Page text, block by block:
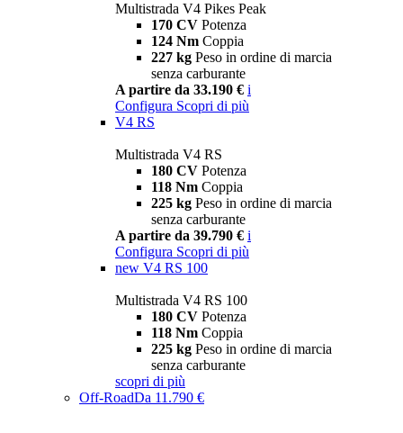
Multistrada V4 Pikes Peak
170 CV Potenza
124 Nm Coppia
227 kg Peso in ordine di marcia
senza carburante
A partire da 33.190 € i
Configura Scopri di più
V4 RS
Multistrada V4 RS
180 CV Potenza
118 Nm Coppia
225 kg Peso in ordine di marcia
senza carburante
A partire da 39.790 € i
Configura Scopri di più
new V4 RS 100
Multistrada V4 RS 100
180 CV Potenza
118 Nm Coppia
225 kg Peso in ordine di marcia
senza carburante
scopri di più
Off-RoadDa 11.790 €